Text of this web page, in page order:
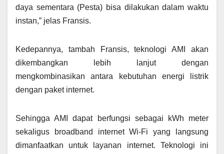
daya sementara (Pesta) bisa dilakukan dalam waktu
instan,” jelas Fransis.
Kedepannya, tambah Fransis, teknologi AMI akan
dikembangkan lebih lanjut dengan
mengkombinasikan antara kebutuhan energi listrik
dengan paket internet.
Sehingga AMI dapat berfungsi sebagai kWh meter
sekaligus broadband internet Wi-Fi yang langsung
dimanfaatkan untuk layanan internet. Teknologi ini